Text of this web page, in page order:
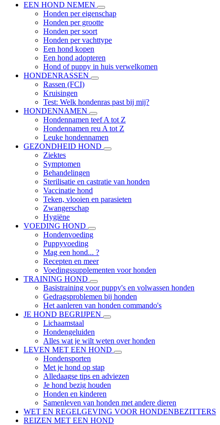
EEN HOND NEMEN
Honden per eigenschap
Honden per grootte
Honden per soort
Honden per vachttype
Een hond kopen
Een hond adopteren
Hond of puppy in huis verwelkomen
HONDENRASSEN
Rassen (FCI)
Kruisingen
Test: Welk hondenras past bij mij?
HONDENNAMEN
Hondennamen teef A tot Z
Hondennamen reu A tot Z
Leuke hondennamen
GEZONDHEID HOND
Ziektes
Symptomen
Behandelingen
Sterilisatie en castratie van honden
Vaccinatie hond
Teken, vlooien en parasieten
Zwangerschap
Hygiëne
VOEDING HOND
Hondenvoeding
Puppyvoeding
Mag een hond... ?
Recepten en meer
Voedingssupplementen voor honden
TRAINING HOND
Basistraining voor puppy's en volwassen honden
Gedragsproblemen bij honden
Het aanleren van honden commando's
JE HOND BEGRIJPEN
Lichaamstaal
Hondengeluiden
Alles wat je wilt weten over honden
LEVEN MET EEN HOND
Hondensporten
Met je hond op stap
Alledaagse tips en adviezen
Je hond bezig houden
Honden en kinderen
Samenleven van honden met andere dieren
WET EN REGELGEVING VOOR HONDENBEZITTERS
REIZEN MET EEN HOND